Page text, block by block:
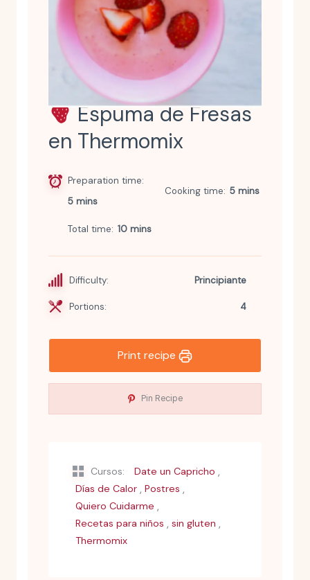
Espuma de Fresas
en Thermomix
Preparation time
5 mins
Cooking time 5 mins
Total time 10 mins
Difficulty: Principiante
Portions: 4
Print recipe
Pin Recipe
Cursos: Date un Capricho ,
Días de Calor , Postres ,
Quiero Cuidarme ,
Recetas para niños , sin gluten ,
Thermomix